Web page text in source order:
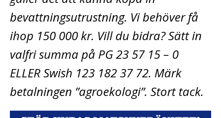
bevattningsutrustning. Vi behöver få
ihop 150 000 kr. Vill du bidra? Sätt in
valfri summa på PG 23 57 15 – 0
ELLER Swish 123 182 37 72. Märk
betalningen ”agroekologi”. Stort tack.